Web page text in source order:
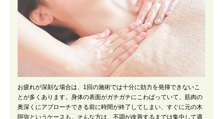
お疲れが深刻な場合は、1回の施術では十分に効力を発揮できないこ
とが多くあります。身体の表面がガチガチにこわばっていて、筋肉の
奥深くにアプローチできる前に時間が終了してしまい、すぐに元の木
阿弥というケースも。そんな方は、不調が改善するまでは集中して週